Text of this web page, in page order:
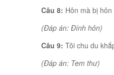
Câu 8: Hôn mà bị
(Đáp án: Đính hôn)
Câu 9: Tôi chu du
(Đáp án: Tem thư)